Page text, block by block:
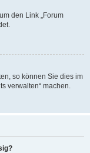
den Link „Forum
so können Sie dies im
verwalten“ machen.